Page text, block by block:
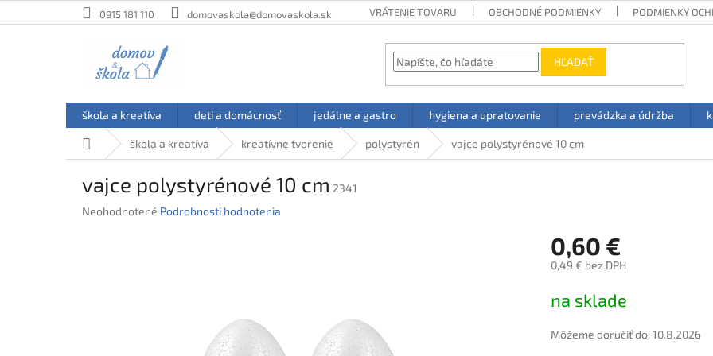
na
0915 181 110 domovaskola@domovaskola.sk VRÁTENIE TOVARU OBCHODNÉ PODMIENKY PODMIENKY
HĽADAŤ
škola a kreatíva deti a domácnosť jedálne a gastro hygiena a upratovanie prevádzka a údržba
Domovškola a kreatíva kreatívne tvorenie polystyrén vajce polystyrénové 10 cm
vajce polystyrénové 10 cm 2341
Priemerné
Neohodnotené Podrobnosti hodnotenia
0,60 €
0,49 € bez DPH
cena:
na sklade
Môžeme doručiť do:10.8.2026